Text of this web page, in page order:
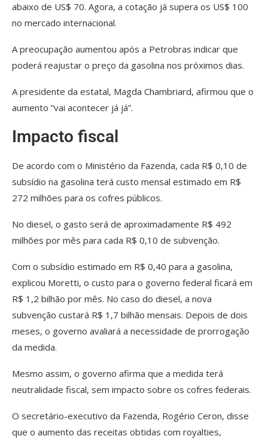
abaixo de US$ 70. Agora, a cotação já supera os US$ 100
no mercado internacional.
A preocupação aumentou após a Petrobras indicar que
poderá reajustar o preço da gasolina nos próximos dias.
A presidente da estatal, Magda Chambriard, afirmou que o
aumento “vai acontecer já já”.
Impacto fiscal
De acordo com o Ministério da Fazenda, cada R$ 0,10 de
subsídio na gasolina terá custo mensal estimado em R$
272 milhões para os cofres públicos.
No diesel, o gasto será de aproximadamente R$ 492
milhões por mês para cada R$ 0,10 de subvenção.
Com o subsídio estimado em R$ 0,40 para a gasolina,
explicou Moretti, o custo para o governo federal ficará em
R$ 1,2 bilhão por mês. No caso do diesel, a nova
subvenção custará R$ 1,7 bilhão mensais. Depois de dois
meses, o governo avaliará a necessidade de prorrogação
da medida.
Mesmo assim, o governo afirma que a medida terá
neutralidade fiscal, sem impacto sobre os cofres federais.
O secretário-executivo da Fazenda, Rogério Ceron, disse
que o aumento das receitas obtidas com royalties,